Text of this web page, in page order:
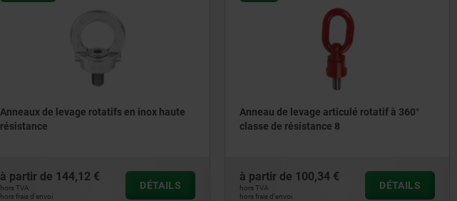
Anneaux de levage rotatifs en inox haute
résistance
à partir de 144,12 €
hors TVA
hors frais d’envoi
DÉTAILS
Anneau de levage articulé rotatif à 360°
classe de résistance 8
à partir de 100,34 €
hors TVA
hors frais d’envoi
DÉTAILS